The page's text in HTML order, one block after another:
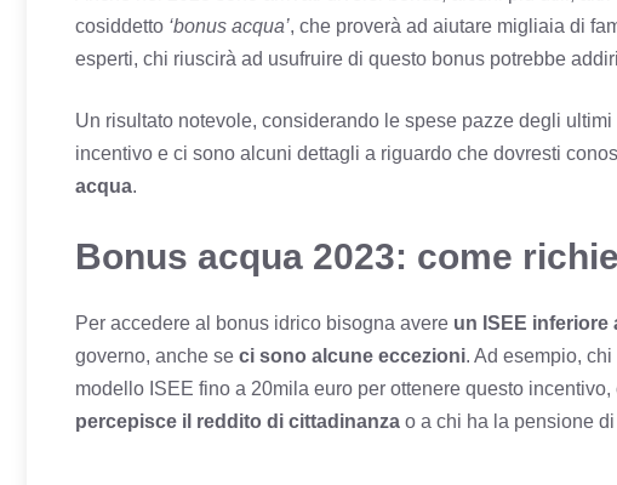
cosiddetto ‘bonus acqua’, che proverà ad aiutare migliaia di
esperti, chi riuscirà ad usufruire di questo bonus potrebbe
Un risultato notevole, considerando le spese pazze degli
incentivo e ci sono alcuni dettagli a riguardo che dovresti
acqua.
Bonus acqua 2023: come
Per accedere al bonus idrico bisogna avere un ISEE inferiore
governo, anche se ci sono alcune eccezioni. Ad esempio,
modello ISEE fino a 20mila euro per ottenere questo incentivo,
percepisce il reddito di cittadinanza o a chi ha la pensione